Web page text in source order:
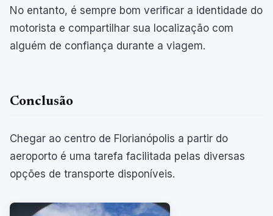
No entanto, é sempre bom verificar a identidade do
motorista e compartilhar sua localização com
alguém de confiança durante a viagem.
Conclusão
Chegar ao centro de Florianópolis a partir do
aeroporto é uma tarefa facilitada pelas diversas
opções de transporte disponíveis.